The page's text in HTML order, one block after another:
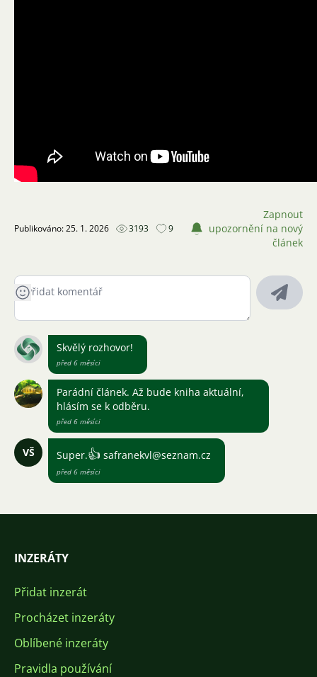
Publikováno: 25. 1. 2026 3193 9
Zapnout
upozornění na nový
článek
Skvělý rozhovor!
před 6 měsíci
Parádní článek. Až bude kniha aktuální,
hlásím se k odběru.
před 6 měsíci
VŠ Super.👍 safranekvl@seznam.cz
před 6 měsíci
INZERÁTY
Přidat inzerát
Procházet inzeráty
Oblíbené inzeráty
Pravidla používání